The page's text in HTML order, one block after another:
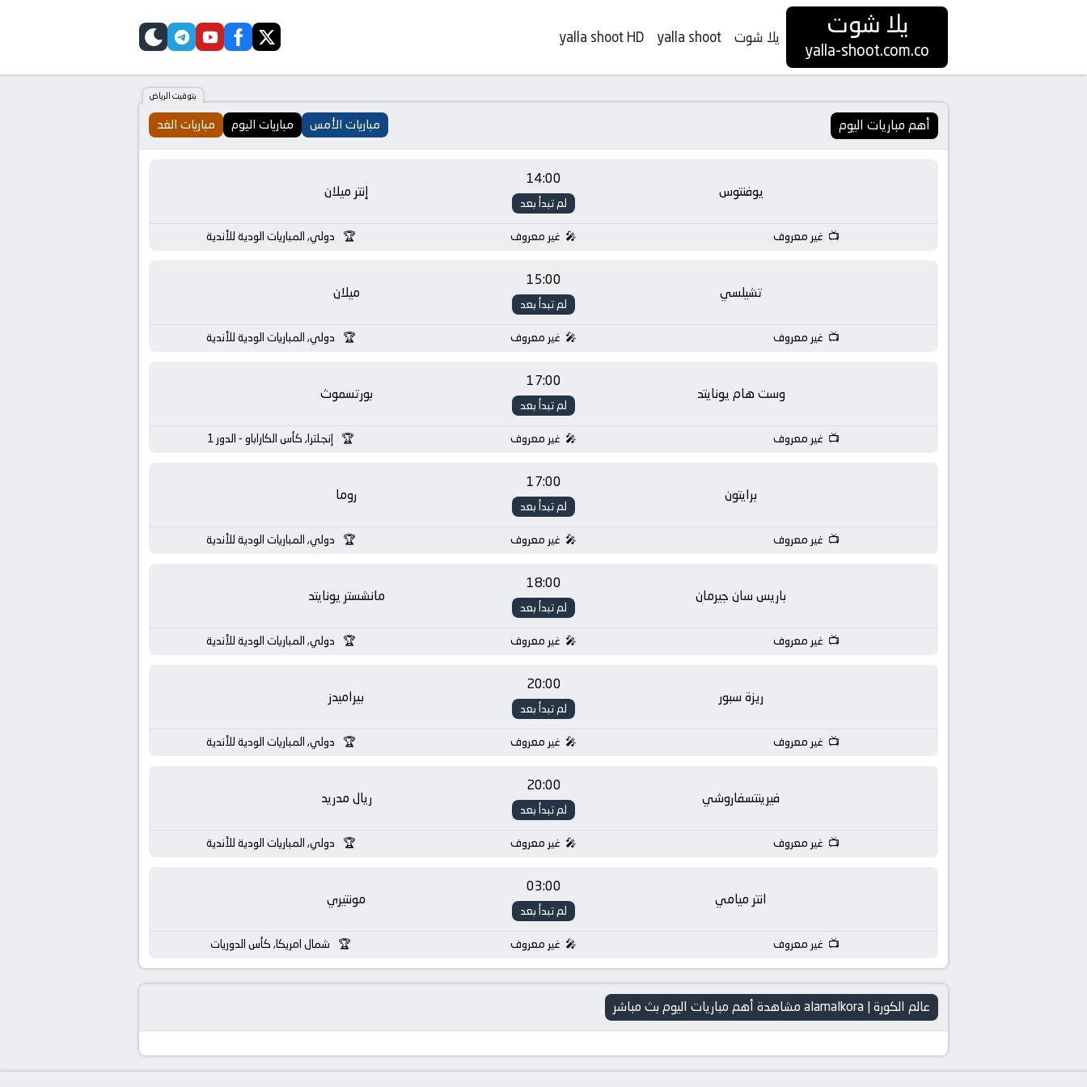
يلا شوت
yalla-shoot.com.co
يلا شوت yalla shoot
yalla shoot HD
twitter
facebook
youtube
telegram
skin
بتوقيت الرياض
أهم مباريات اليوم مباريات الأمس مباريات اليوم مباريات الغد
يوفنتوس
14:00
لم تبدأ بعد
إنتر ميلان
غير معروف غير معروف دولي, المباريات الودية للأندية
تشيلسي
15:00
لم تبدأ بعد
ميلان
غير معروف غير معروف دولي, المباريات الودية للأندية
وست هام يونايتد
17:00
لم تبدأ بعد
بورتسموث
غير معروف غير معروف إنجلترا, كأس الكاراباو - الدور 1
برايتون
17:00
لم تبدأ بعد
روما
غير معروف غير معروف دولي, المباريات الودية للأندية
باريس سان جيرمان
18:00
لم تبدأ بعد
مانشستر يونايتد
غير معروف غير معروف دولي, المباريات الودية للأندية
ريزة سبور
20:00
لم تبدأ بعد
بيراميدز
غير معروف غير معروف دولي, المباريات الودية للأندية
فيرينتسفاروشي
20:00
لم تبدأ بعد
ريال مدريد
غير معروف غير معروف دولي, المباريات الودية للأندية
انتر ميامي
03:00
لم تبدأ بعد
مونتيري
غير معروف غير معروف شمال امريكا, كأس الدوريات
عالم الكورة | alamalkora مشاهدة أهم مباريات اليوم بث مباشر